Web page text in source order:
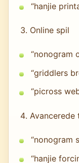
“hanjie
Online spil
“nonogram
“griddlers
“picross
Avancerede
“nonogram
“hanjie